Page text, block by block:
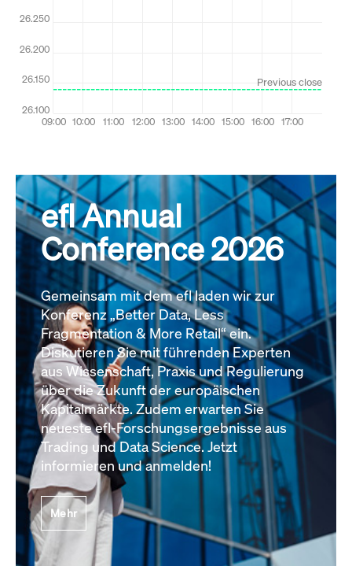
efl Annual
Conference 2026
Gemeinsam mit dem efl laden wir zur
Konferenz „Better Data, Less
Fragmentation & More Retail“ ein.
Diskutieren Sie mit führenden Experten
aus Wissenschaft, Praxis und Regulierung
über die Zukunft der europäischen
Kapitalmärkte. Zudem erwarten Sie
neueste efl-Forschungsergebnisse aus
Trading und Data Science. Jetzt
informieren und anmelden!
Mehr